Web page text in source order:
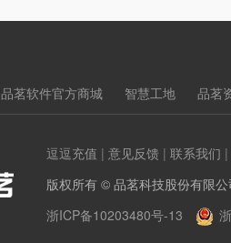
品茗软件官方商城 智慧工地 品茗
逗逗充值 | 意见反馈 | 联系我们 |
版权所有 © 品茗科技股份有限
浙ICP备10203480号-13